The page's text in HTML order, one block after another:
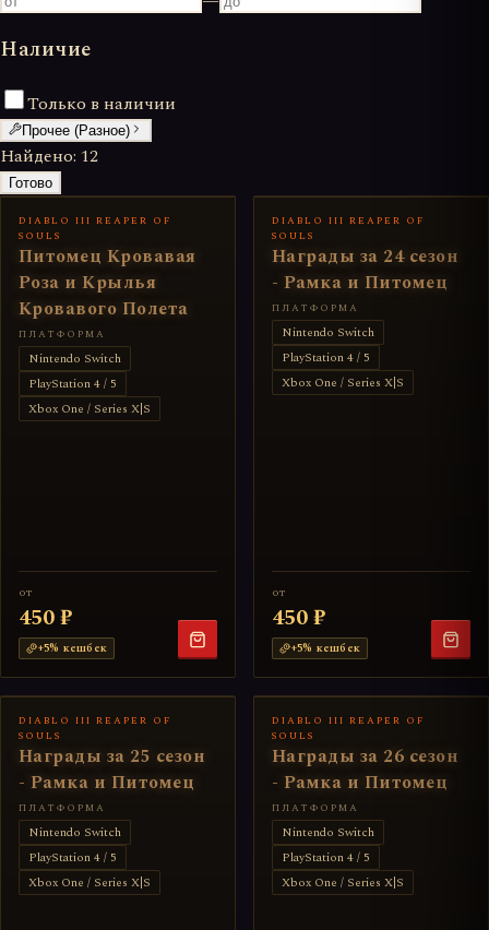
Наличие
Только в наличии
Прочее (Разное)
Найдено: 12
Готово
DIABLO III REAPER OF
SOULS
Питомец Кровавая
Роза и Крылья
Кровавого Полета
ПЛАТФОРМА
Nintendo Switch
PlayStation 4 / 5
Xbox One / Series X|S
от
450 ₽
+5% кешбек
DIABLO III REAPER OF
SOULS
Награды за 24 сезон
- Рамка и Питомец
ПЛАТФОРМА
Nintendo Switch
PlayStation 4 / 5
Xbox One / Series X|S
от
450 ₽
+5% кешбек
DIABLO III REAPER OF
SOULS
Награды за 25 сезон
- Рамка и Питомец
ПЛАТФОРМА
Nintendo Switch
PlayStation 4 / 5
Xbox One / Series X|S
DIABLO III REAPER OF
SOULS
Награды за 26 сезон
- Рамка и Питомец
ПЛАТФОРМА
Nintendo Switch
PlayStation 4 / 5
Xbox One / Series X|S